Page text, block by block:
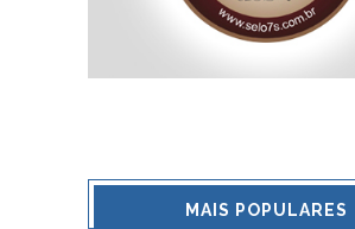
MAIS POPULARES